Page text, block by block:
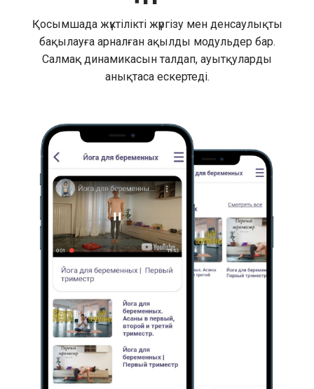
Қосымшада жүктілікті жүргізу мен денсаулықты
бақылауға арналған ақылды модульдер бар.
Салмақ динамикасын талдап, ауытқуларды
анықтаса ескертеді.